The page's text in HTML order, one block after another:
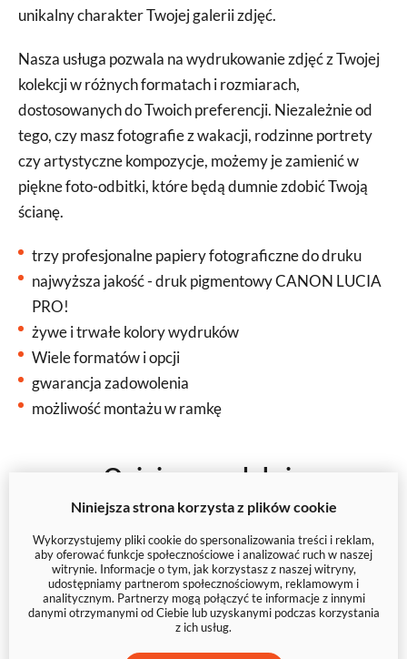
unikalny charakter Twojej galerii zdjęć.
Nasza usługa pozwala na wydrukowanie zdjęć z Twojej
kolekcji w różnych formatach i rozmiarach,
dostosowanych do Twoich preferencji. Niezależnie od
tego, czy masz fotografie z wakacji, rodzinne portrety
czy artystyczne kompozycje, możemy je zamienić w
piękne foto-odbitki, które będą dumnie zdobić Twoją
ścianę.
trzy profesjonalne papiery fotograficzne do druku
najwyższa jakość - druk pigmentowy CANON LUCIA
PRO!
żywe i trwałe kolory wydruków
Wiele formatów i opcji
gwarancja zadowolenia
możliwość montażu w ramkę
Opinie o produkcie
Ok, polecam ten sklep do zamawiania odbitek.
Niniejsza strona korzysta z plików cookie
Wykorzystujemy pliki cookie do spersonalizowania treści i reklam,
aby oferować funkcje społecznościowe i analizować ruch w naszej
witrynie. Informacje o tym, jak korzystasz z naszej witryny,
udostępniamy partnerom społecznościowym, reklamowym i
analitycznym. Partnerzy mogą połączyć te informacje z innymi
danymi otrzymanymi od Ciebie lub uzyskanymi podczas korzystania
z ich usług.